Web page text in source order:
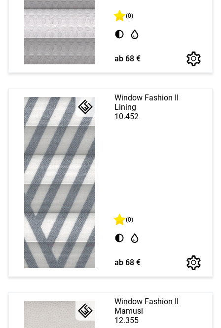
(0)
ab 68 €
Window Fashion II
Lining
10.452
(0)
ab 68 €
Window Fashion II
Mamusi
12.355